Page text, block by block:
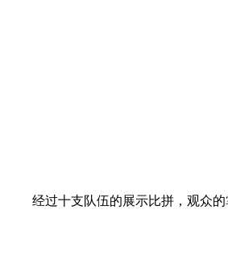
经过十支队伍的展示比拼，观众的